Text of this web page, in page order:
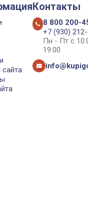
Контакты
8 800 200-
+7 (930)
Пн - Пт с
19:00